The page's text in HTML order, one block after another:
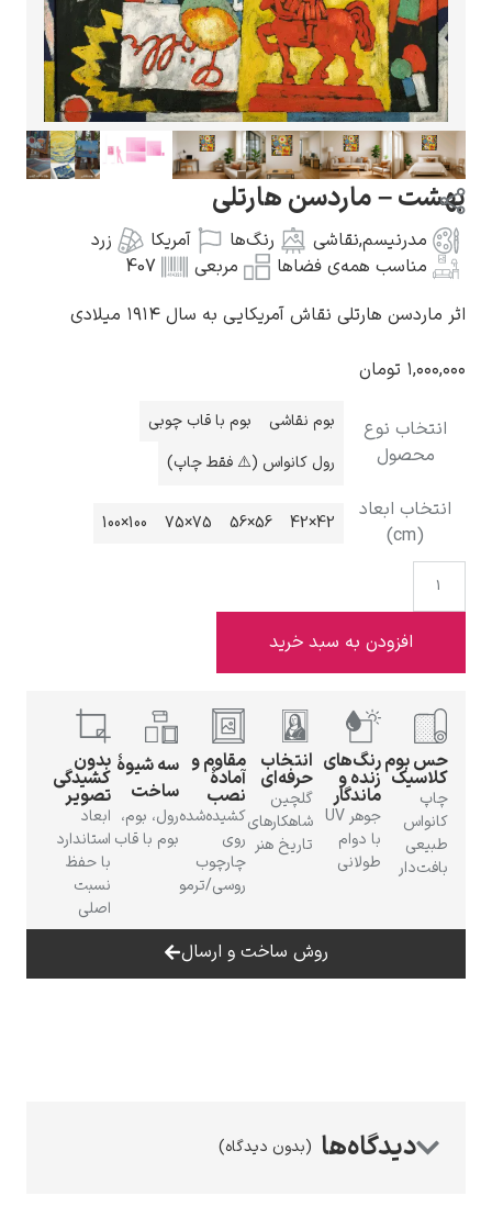
گوستاو کلیمت
ادوارد مونک
کامی پیسارو
ادوارد هاپر
ادگار دگا
لودویگ دویچ
– ماردسن هارتلی
مدرنیسم,نقاشی رنگ‌ها آمریکا
زرد
مناسب همه‌ی فضاها
مربعی
407
هارتلی نقاش آمریکایی به سال ۱۹۱۴ میلادی
تومان
نوع
محصول
بوم نقاشی
بوم با قاب چوبی
رول کانواس (⚠️ فقط چاپ)
ابعاد
56×56
75×75
100×100
افزودن به سبد خرید
بومرنگ‌های
زنده و
ماندگار
جوهر UV
با دوام
طولانی
انتخاب
حرفه‌ای
گلچین
شاهکارهای
تاریخ هنر
مقاوم و
آمادهٔ
نصب
کشیده‌شده
روی
چارچوب
روسی/ترمو
سه شیوهٔ
ساخت
رول، بوم،
بوم با قاب
بدون
کشیدگی
تصویر
ابعاد
استاندارد
روش ساخت و ارسال
(بدون دیدگاه)